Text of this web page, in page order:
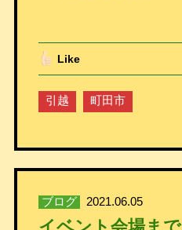
Like
引越 町田市
ブログ 2021.06.05